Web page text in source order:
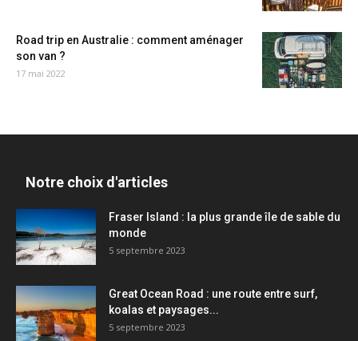
Road trip en Australie : comment aménager
son van ?
17 mai 2022
Notre choix d'articles
Fraser Island : la plus grande île de sable du
monde
5 septembre 2023
Great Ocean Road : une route entre surf,
koalas et paysages...
5 septembre 2023